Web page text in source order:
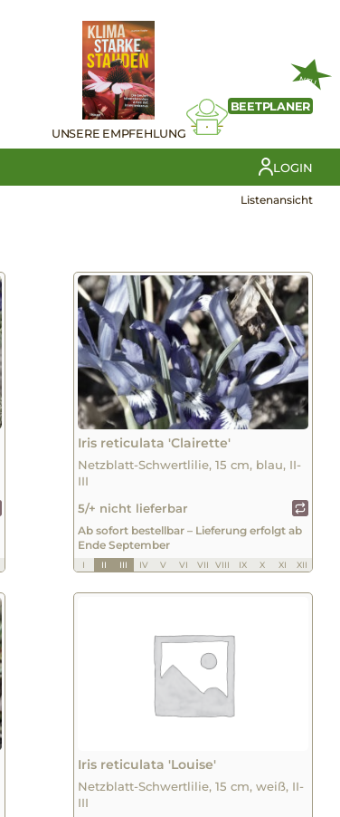
UNSERE EMPFEHLUNG
NEU
BEETPLANER
LOGIN
Listenansicht
Iris reticulata 'Clairette'
Netzblatt-Schwertlilie, 15 cm, blau, II-
III
5/+ nicht lieferbar
Ab sofort bestellbar – Lieferung erfolgt ab
Ende September
I II III IV V VI VII VIII IX X XI XII
Iris reticulata 'Louise'
Netzblatt-Schwertlilie, 15 cm, weiß, II-
III